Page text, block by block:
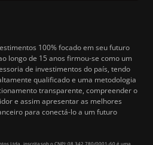
100% focado em seu futuro
longo de 15 anos firmou-se como um
de investimentos do país, tendo
qualificado e uma metodologia
transparente, compreender o
e assim apresentar as melhores
para conectá-lo a um futuro